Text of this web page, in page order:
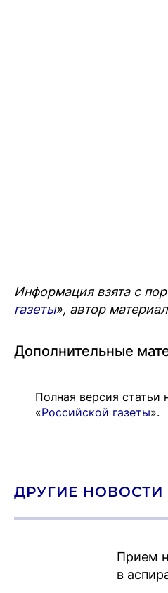
Информация взята с
газеты», автор
Дополнительные
Полная версия статьи
«Российской газеты».
ДРУГИЕ НОВОСТИ
Прием
в